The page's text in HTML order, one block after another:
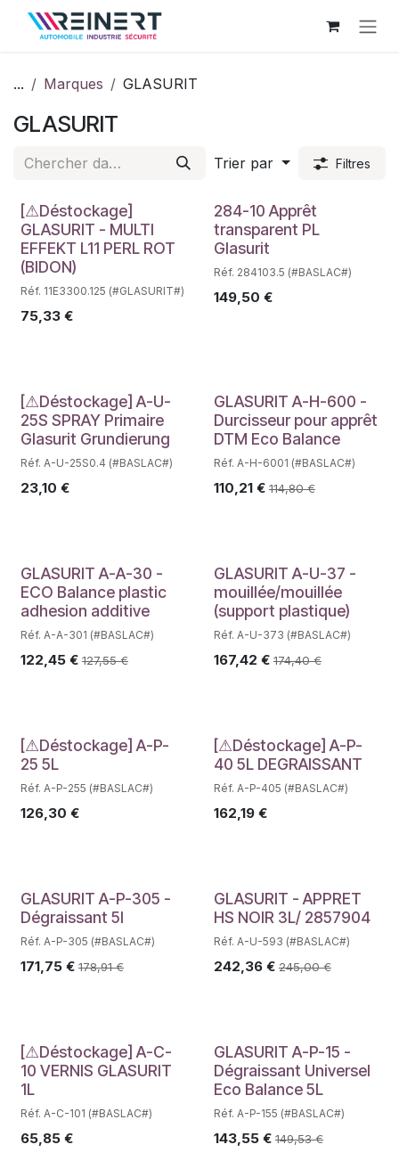
Se rendre au contenu
... Marques GLASURIT
GLASURIT
Trier par Filtres
Déstockage
[⚠Déstockage]
GLASURIT - MULTI
EFFEKT L11 PERL ROT
(BIDON)
Réf. 11E3300.125 (#GLASURIT#)
75,33 €
Déstockage
284-10 Apprêt
transparent PL
Glasurit
Réf. 284103.5 (#BASLAC#)
149,50 €
Déstockage
[⚠Déstockage] A-U-
25S SPRAY Primaire
Glasurit Grundierung
Réf. A-U-25S0.4 (#BASLAC#)
23,10 €
GLASURIT A-H-600 -
Durcisseur pour apprêt
DTM Eco Balance
Réf. A-H-6001 (#BASLAC#)
110,21€ 114,80€
GLASURIT A-A-30 -
ECO Balance plastic
adhesion additive
Réf. A-A-301 (#BASLAC#)
122,45 € 127,55€
GLASURIT A-U-37 -
mouillée/mouillée
(support plastique)
Réf. A-U-373 (#BASLAC#)
167,42 € 174,40€
Déstockage
[⚠Déstockage] A-P-
25 5L
Réf. A-P-255 (#BASLAC#)
126,30 €
Déstockage
[⚠Déstockage] A-P-
40 5L DEGRAISSANT
Réf. A-P-405 (#BASLAC#)
162,19€
GLASURIT A-P-305 -
Dégraissant 5l
Réf. A-P-305 (#BASLAC#)
171,75 € 178,91€
GLASURIT - APPRET
HS NOIR 3L/ 2857904
Réf. A-U-593 (#BASLAC#)
242,36€ 245,00€
Déstockage
[⚠Déstockage] A-C-
10 VERNIS GLASURIT
1L
Réf. A-C-101 (#BASLAC#)
65,85 €
GLASURIT A-P-15 -
Dégraissant Universel
Eco Balance 5L
Réf. A-P-155 (#BASLAC#)
143,55€ 149,53€